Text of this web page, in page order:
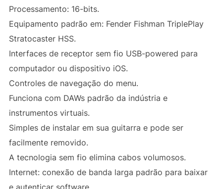
Processamento: 16-bits.
Equipamento padrão em: Fender Fishman TriplePlay
Stratocaster HSS.
Interfaces de receptor sem fio USB-powered para
computador ou dispositivo iOS.
Controles de navegação do menu.
Funciona com DAWs padrão da indústria e
instrumentos virtuais.
Simples de instalar em sua guitarra e pode ser
facilmente removido.
A tecnologia sem fio elimina cabos volumosos.
Internet: conexão de banda larga padrão para baixar